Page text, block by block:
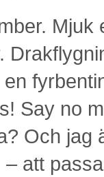
Say no
Och jag
att